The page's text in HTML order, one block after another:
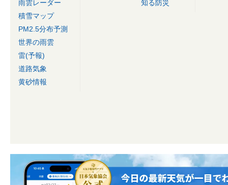
雨雲レーダー
積雪マップ
PM2.5分布予測
世界の雨雲
雷(予報)
道路気象
黄砂情報
知る防災